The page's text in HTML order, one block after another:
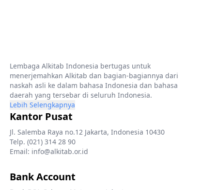
Lembaga Alkitab Indonesia bertugas untuk
menerjemahkan Alkitab dan bagian-bagiannya dari
naskah asli ke dalam bahasa Indonesia dan bahasa
daerah yang tersebar di seluruh Indonesia.
Lebih Selengkapnya
Kantor Pusat
Jl. Salemba Raya no.12 Jakarta, Indonesia 10430
Telp. (021) 314 28 90
Email: info@alkitab.or.id
Bank Account